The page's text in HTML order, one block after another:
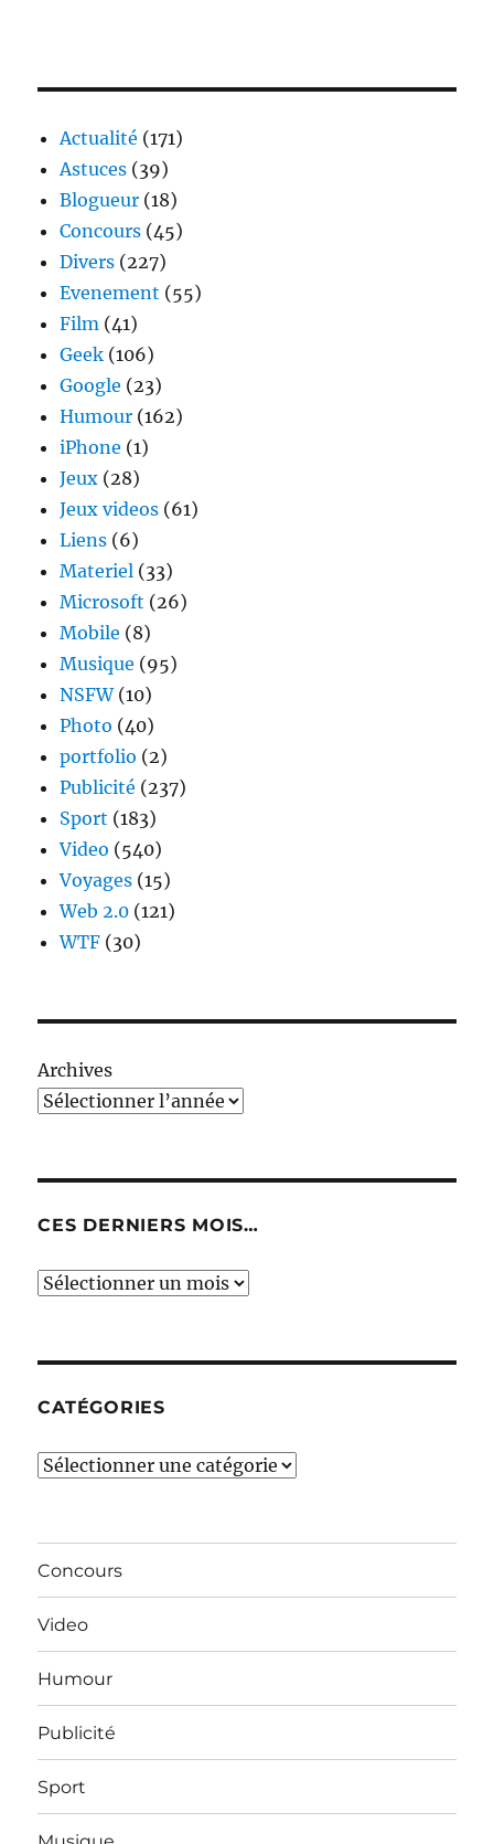
Actualité (171)
Astuces (39)
Blogueur (18)
Concours (45)
Divers (227)
Evenement (55)
Film (41)
Geek (106)
Google (23)
Humour (162)
iPhone (1)
Jeux (28)
Jeux videos (61)
Liens (6)
Materiel (33)
Microsoft (26)
Mobile (8)
Musique (95)
NSFW(10)
Photo (40)
portfolio (2)
Publicité (237)
Sport (183)
Video (540)
Voyages (15)
Web 2.0 (121)
WTF (30)
Archives
CES DERNIERS MOIS…
Ces
CATÉGORIES
Catégories
Concours
Video
Humour
Publicité
Sport